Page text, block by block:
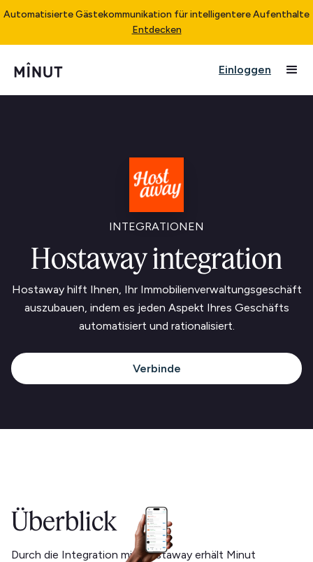
Automatisierte Gästekommunikation für intelligentere Aufenthalte
Entdecken
Einloggen
INTEGRATIONEN
Hostaway integration
Hostaway hilft Ihnen, Ihr Immobilienverwaltungsgeschäft
auszubauen, indem es jeden Aspekt Ihres Geschäfts
automatisiert und rationalisiert.
Verbinde
Überblick
Durch die Integration mit Hostaway erhält Minut